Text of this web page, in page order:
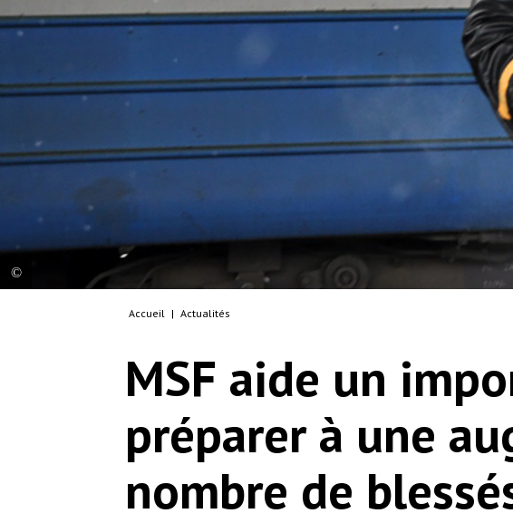
des adieux pour combien de temps
Accueil | Actualités
MSF aide un
préparer à une
nombre de